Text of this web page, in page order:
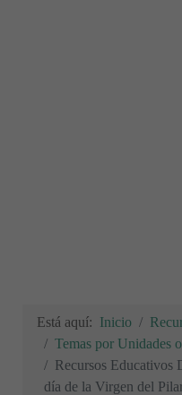
Está aquí: Inicio
Temas por Unidades
Recursos Educativos
día de la Virgen del